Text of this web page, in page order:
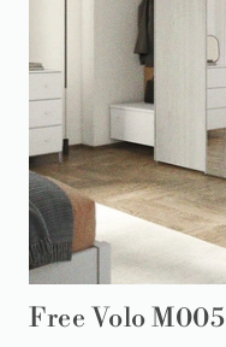
Free Volo M005